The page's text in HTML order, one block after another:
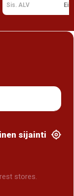
Ei
Sis. ALV
sijainti
stores.